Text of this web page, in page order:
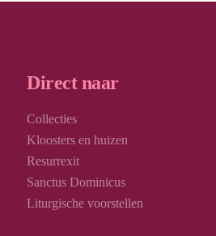
Direct naar
Collecties
Kloosters en huizen
Resurrexit
Sanctus Dominicus
Liturgische voorstellen